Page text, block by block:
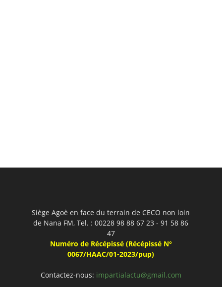
Siège Agoè en face du terrain de CECO non loin
de Nana FM, Tel. : 00228 98 88 67 23 - 91 58 86
47
Numéro de Récépissé (Récépissé N°
0067/HAAC/01-2023/pup)
Contactez-nous: impartialactu@gmail.com